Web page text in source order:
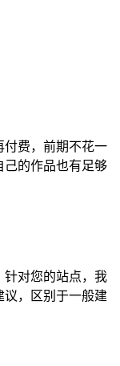
付费，前期不花一
己的作品也有足够
针对您的站点，我
议，区别于一般建